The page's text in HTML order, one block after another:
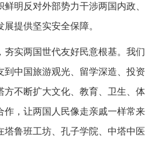
明反对外部势力干涉两国内政、
提供坚实安全保障。
实两国世代友好民意根基。我们
到中国旅游观光、留学深造、投资
方不断扩大文化、教育、卫生、体
作，让两国人民像走亲戚一样常来
塔鲁班工坊、孔子学院、中塔中医